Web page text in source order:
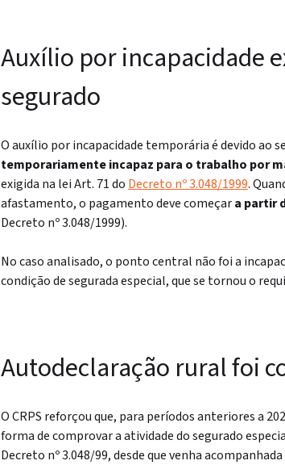
Auxílio por incapacidade
segurado
O auxílio por incapacidade temporária é devido ao
temporariamente incapaz para o trabalho por
exigida na leiArt. 71 do Decreto nº 3.048/1999.
afastamento, o pagamento deve começara partir
Decreto nº 3.048/1999).
No caso analisado, o ponto central não foi a
condição de segurada especial, que se tornou o
Autodeclaração rural foi
O CRPS reforçou que, para períodos anteriores a
forma de comprovar a atividade do segurado
Decreto nº 3.048/99, desde que venha